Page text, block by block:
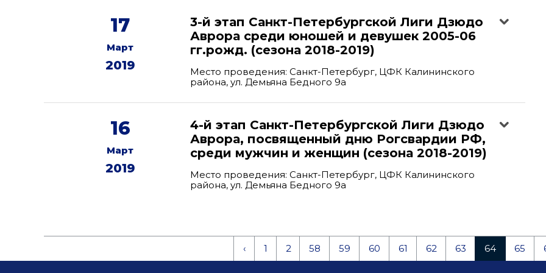
17
Март
2019
3-й этап Санкт-Петербургской Лиги Дзюдо
Аврора среди юношей и девушек 2005-06
гг.рожд. (сезона 2018-2019)
Место проведения: Санкт-Петербург, ЦФК Калининского
района, ул. Демьяна Бедного 9а
16
Март
2019
4-й этап Санкт-Петербургской Лиги Дзюдо
Аврора, посвященный дню Рогсвардии РФ,
среди мужчин и женщин (сезона 2018-2019)
Место проведения: Санкт-Петербург, ЦФК Калининского
района, ул. Демьяна Бедного 9а
‹ 1 2 58 59 60 61 62 63 64 65